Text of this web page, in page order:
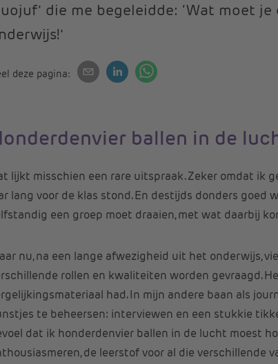
die me begeleidde: ‘Wat moet
deze pagina:
ballen in de
lijkt misschien een rare uitspraak. Zeker omdat ik
lang voor de klas stond. En destijds donders goed
een groep moet draaien, met wat daarbij
nu, na een lange afwezigheid uit het onderwijs,
rollen en kwaliteiten worden gevraagd.
had. In mijn andere baan als
te beheersen: interviewen en een stukkie
dat ik honderdenvier ballen in de lucht moest
de leerstof voor al die verschillende